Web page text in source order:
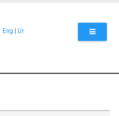
Eng Ur